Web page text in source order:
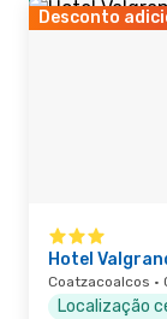
Desconto
Hotel
Coatzacoalcos
Localização